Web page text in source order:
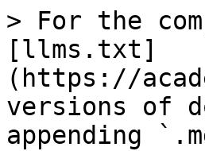
> For the
[llms.txt]
(https://
versions of
appending